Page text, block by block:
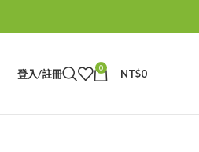
登入/註冊 0 NT$0